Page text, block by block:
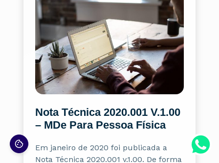
Nota Técnica 2020.001 V.1.00
– MDe Para Pessoa Física
Em janeiro de 2020 foi publicada a
Nota Técnica 2020.001 v.1.00. De forma